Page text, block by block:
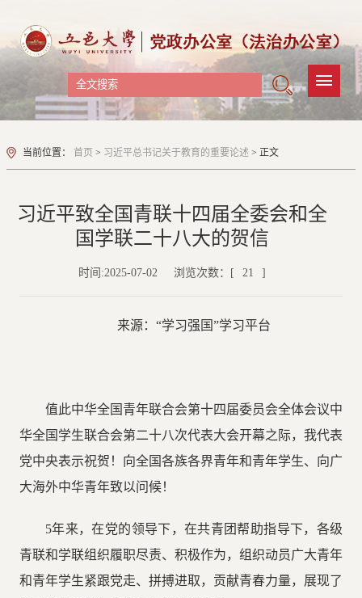
当前位置： 首页 > 习近平总书记关于教育的重要论述 > 正文
习近平致全国青联十四届全委会和全
国学联二十八大的贺信
时间:2025-07-02 浏览次数：[ 21 ]
来源： “学习强国”学习平台
值此中华全国青年联合会第十四届委员会全体会议中
华全国学生联合会第二十八次代表大会开幕之际，我代表
党中央表示祝贺！向全国各族各界青年和青年学生、向广
大海外中华青年致以问候！
5年来，在党的领导下，在共青团帮助指导下，各级
青联和学联组织履职尽责、积极作为，组织动员广大青年
和青年学生紧跟党走、拼搏进取，贡献青春力量，展现了